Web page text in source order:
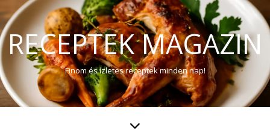
RECEPTEK MAGAZIN
Finom és ízletes receptek minden nap!